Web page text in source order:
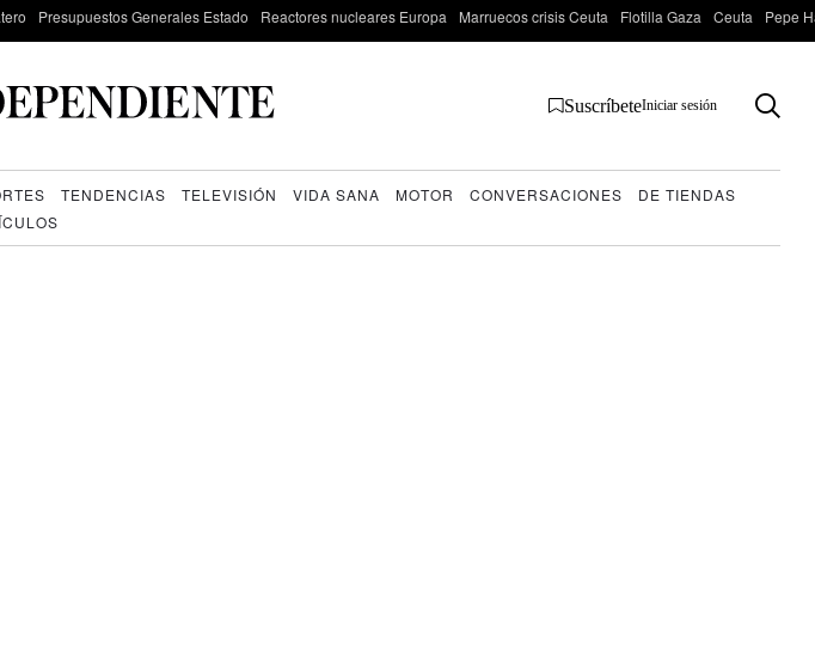
Presupuestos Generales Estado Reactores nucleares Europa Marruecos crisis Ceuta Flotilla Gaza Ceuta Pepe
SuscríbeteIniciar sesión
TENDENCIAS TELEVISIÓN VIDA SANA MOTOR CONVERSACIONES
DE TIENDAS